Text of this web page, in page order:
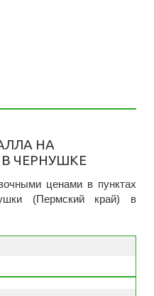
НА
ЧЕРНУШКЕ
ценами в пунктах
(Пермский край) в